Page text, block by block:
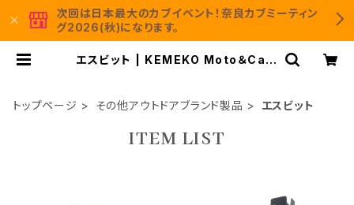
次回は日本最大のカブイベント！奈良カブミーティン
グ2026(秋)になります。
エスビット | KEMEKO Moto＆Cam
トップページ その他アウトドアブランド製品 エスビット
ITEM LIST